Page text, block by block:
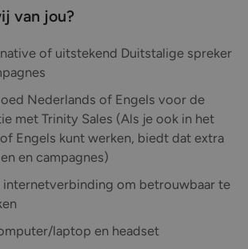
van jou?
of uitstekend Duitstalige spreker
Nederlands of Engels voor de
met Trinity Sales (Als je ook in het
Engels kunt werken, biedt dat extra
en campagnes)
internetverbinding om betrouwbaar te
laptop en headset